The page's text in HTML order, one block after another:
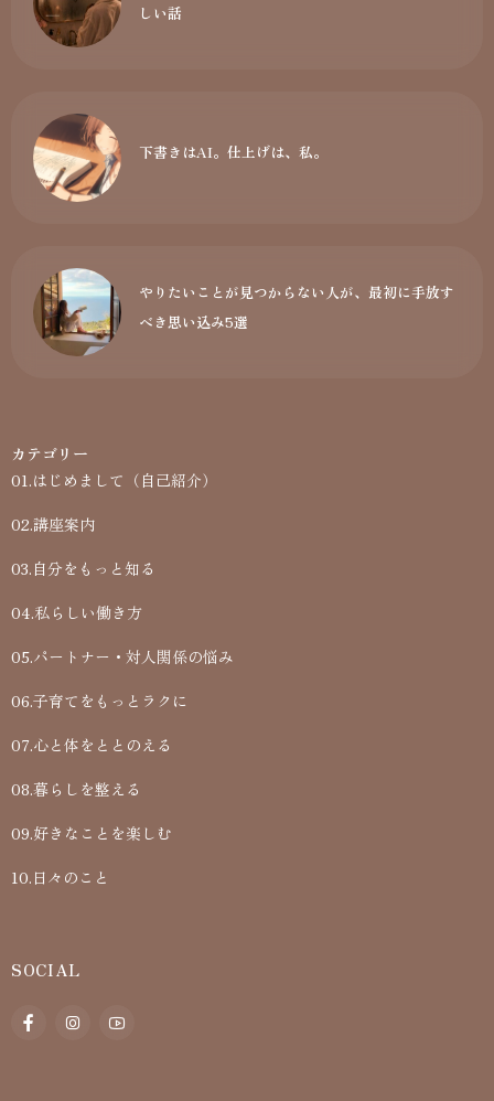
しい話
下書きはAI。仕上げは、私。
やりたいことが見つからない人が、最初に手放す
べき思い込み5選
カテゴリー
01.はじめまして（自己紹介）
02.講座案内
03.自分をもっと知る
04.私らしい働き方
05.パートナー・対人関係の悩み
06.子育てをもっとラクに
07.心と体をととのえる
08.暮らしを整える
09.好きなことを楽しむ
10.日々のこと
SOCIAL